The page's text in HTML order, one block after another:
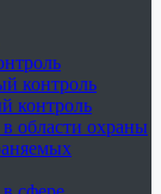
контроль
контроль
области охраны